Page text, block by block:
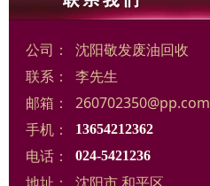
公司：
沈阳敬发废油回收
联系：
李先生
邮箱：
260702350@pp.com
手机：
13654212362
电话： 024-5421236